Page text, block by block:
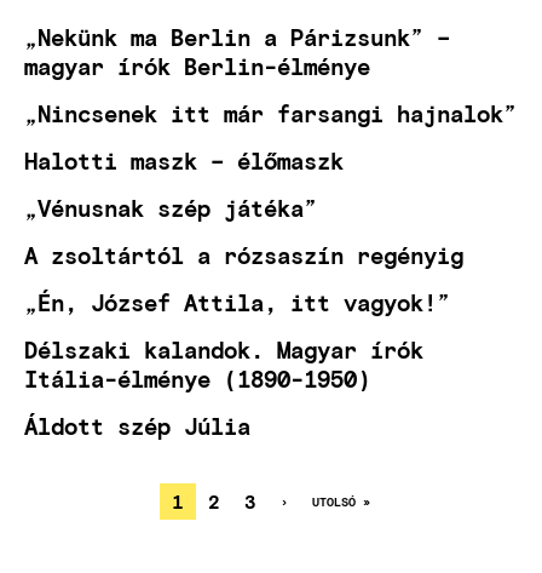
„Nekünk ma Berlin a Párizsunk” –
magyar írók Berlin-élménye
„Nincsenek itt már farsangi hajnalok”
Halotti maszk – élőmaszk
„Vénusnak szép játéka”
A zsoltártól a rózsaszín regényig
„Én, József Attila, itt vagyok!”
Délszaki kalandok. Magyar írók
Itália-élménye (1890-1950)
Áldott szép Júlia
OLDALSZÁMOZÁS
JELENLEGI
OLDAL
1 OLDAL
2 OLDAL
3
KÖVETKEZŐ
›
UTOLSÓ
UTOLSÓ »